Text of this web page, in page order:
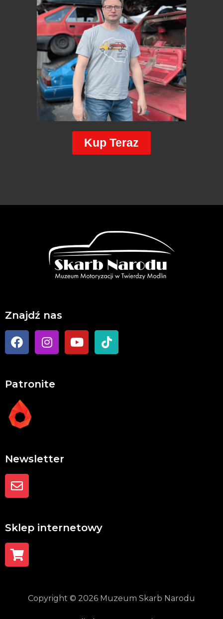
Kup Teraz
Znajdź nas
Patronite
Newsletter
Sklep internetowy
Copyright © 2026 Muzeum Skarb Narodu